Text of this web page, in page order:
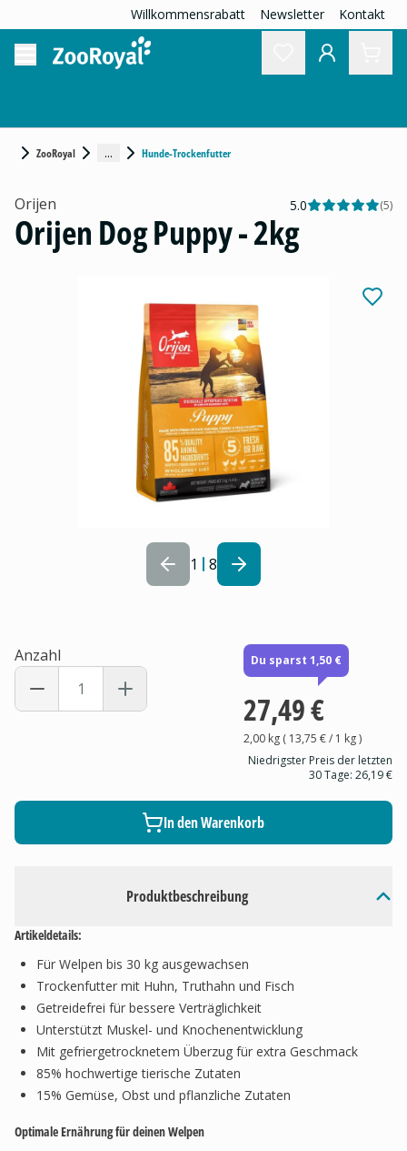
Willkommensrabatt Newsletter Kontakt
ZooRoyal ... Hunde-Trockenfutter
1 8
Produktbeschreibung
Artikeldetails:
Für Welpen bis 30 kg ausgewachsen
Trockenfutter mit Huhn, Truthahn und Fisch
Getreidefrei für bessere Verträglichkeit
Unterstützt Muskel- und Knochenentwicklung
Mit gefriergetrocknetem Überzug für extra Geschmack
85% hochwertige tierische Zutaten
15% Gemüse, Obst und pflanzliche Zutaten
Optimale Ernährung für deinen Welpen
Orijen 5.0 (5)
Orijen Dog Puppy - 2kg
Anzahl Du sparst 1,50 €
27,49 €
2,00 kg( 13,75 €/ 1 kg)
Niedrigster Preis der letzten
30 Tage: 26,19 €
In den Warenkorb